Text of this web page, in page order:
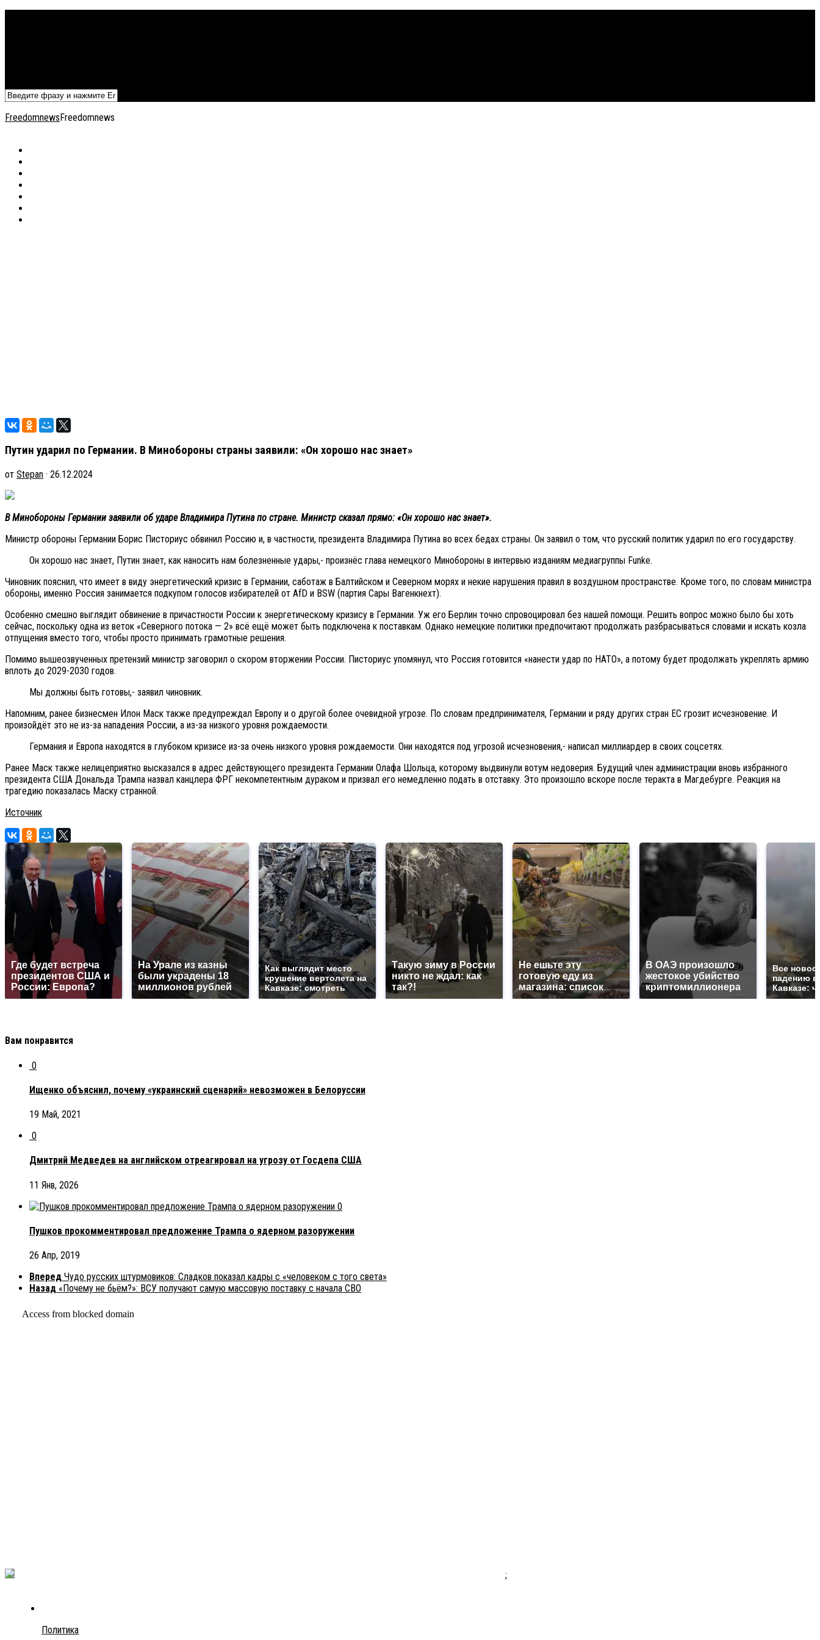
FreedomnewsFreedomnews
Путин ударил по Германии. В Минобороны страны заявили: «Он хорошо нас знает»
от Stepan · 26.12.2024
В Минобороны Германии заявили об ударе Владимира Путина по стране. Министр сказал прямо: «Он хорошо нас знает».
Министр обороны Германии Борис Писториус обвинил Россию и, в частности, президента Владимира Путина во всех бедах страны. Он заявил о том, что русский политик ударил по его государству.
Он хорошо нас знает, Путин знает, как наносить нам болезненные удары,- произнёс глава немецкого Минобороны в интервью изданиям медиагруппы Funke.
Чиновник пояснил, что имеет в виду энергетический кризис в Германии, саботаж в Балтийском и Северном морях и некие нарушения правил в воздушном пространстве. Кроме того, по словам министра
обороны, именно Россия занимается подкупом голосов избирателей от AfD и BSW (партия Сары Вагенкнехт).
Особенно смешно выглядит обвинение в причастности России к энергетическому кризису в Германии. Уж его Берлин точно спровоцировал без нашей помощи. Решить вопрос можно было бы хоть
сейчас, поскольку одна из веток «Северного потока — 2» всё ещё может быть подключена к поставкам. Однако немецкие политики предпочитают продолжать разбрасываться словами и искать козла
отпущения вместо того, чтобы просто принимать грамотные решения.
Помимо вышеозвученных претензий министр заговорил о скором вторжении России. Писториус упомянул, что Россия готовится «нанести удар по НАТО», а потому будет продолжать укреплять армию
вплоть до 2029-2030 годов.
Мы должны быть готовы,- заявил чиновник.
Напомним, ранее бизнесмен Илон Маск также предупреждал Европу и о другой более очевидной угрозе. По словам предпринимателя, Германии и ряду других стран ЕС грозит исчезновение. И
произойдёт это не из-за нападения России, а из-за низкого уровня рождаемости.
Германия и Европа находятся в глубоком кризисе из-за очень низкого уровня рождаемости. Они находятся под угрозой исчезновения,- написал миллиардер в своих соцсетях.
Ранее Маск также нелицеприятно высказался в адрес действующего президента Германии Олафа Шольца, которому выдвинули вотум недоверия. Будущий член администрации вновь избранного
президента США Дональда Трампа назвал канцлера ФРГ некомпетентным дураком и призвал его немедленно подать в отставку. Это произошло вскоре после теракта в Магдебурге. Реакция на
трагедию показалась Маску странной.
Источник
Где будет встреча
президентов США и
России: Европа?
На Урале из казны
были украдены 18
миллионов рублей
Как выглядит место
крушение вертолета на
Кавказе: смотреть
Такую зиму в России
никто не ждал: как
так?!
Не ешьте эту
готовую еду из
магазина: список
В ОАЭ произошло
жестокое убийство
криптомиллионера
Все
падению
Кавказе:
Вам понравится
0
Ищенко объяснил, почему «украинский сценарий» невозможен в Белоруссии
19 Май, 2021
0
Дмитрий Медведев на английском отреагировал на угрозу от Госдепа США
11 Янв, 2026
0
Пушков прокомментировал предложение Трампа о ядерном разоружении
26 Апр, 2019
Вперед Чудо русских штурмовиков: Сладков показал кадры с «человеком с того света»
Назад «Почему не бьём?»: ВСУ получают самую массовую поставку с начала СВО
;
Политика